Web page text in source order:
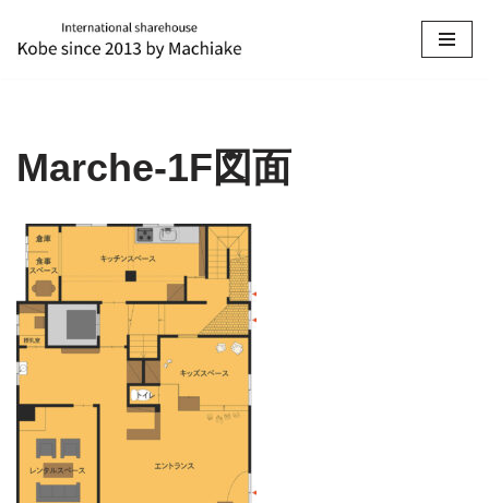
コ
ツ
キ
ッ
プ
Marche-1F図面